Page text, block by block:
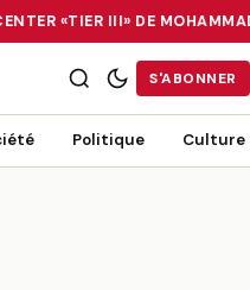
«TIER III» DE
III» DE MOHAMMADIA, UN
S'ABONNER
Politique Culture